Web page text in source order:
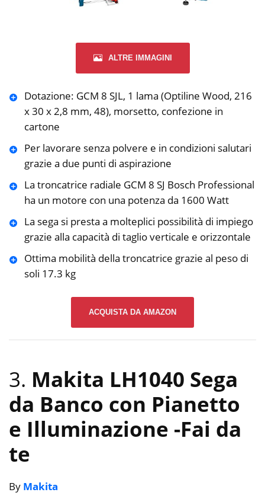
ALTRE IMMAGINI
Dotazione: GCM 8 SJL, 1 lama (Optiline Wood, 216
x 30 x 2,8 mm, 48), morsetto, confezione in
cartone
Per lavorare senza polvere e in condizioni salutari
grazie a due punti di aspirazione
La troncatrice radiale GCM 8 SJ Bosch Professional
ha un motore con una potenza da 1600 Watt
La sega si presta a molteplici possibilità di impiego
grazie alla capacità di taglio verticale e orizzontale
Ottima mobilità della troncatrice grazie al peso di
soli 17.3 kg
ACQUISTA DA AMAZON
3. Makita LH1040 Sega
da Banco con Pianetto
e Illuminazione -Fai da
te
By Makita